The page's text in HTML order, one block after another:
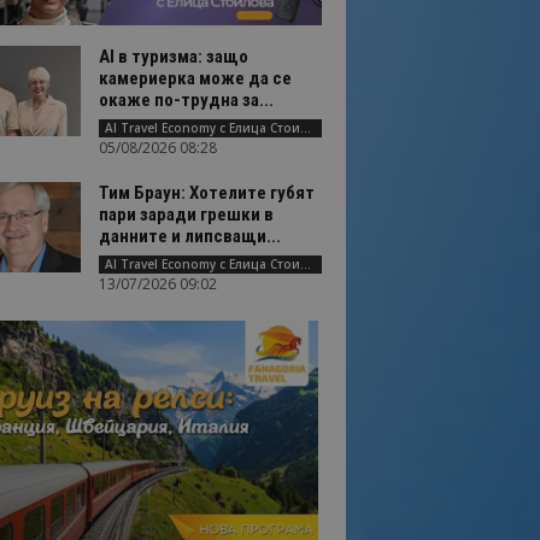
AI в туризма: защо
камериерка може да се
окаже по-трудна за...
AI Travel Economy с Елица Стоилова
05/08/2026 08:28
Тим Браун: Хотелите губят
пари заради грешки в
данните и липсващи...
AI Travel Economy с Елица Стоилова
13/07/2026 09:02